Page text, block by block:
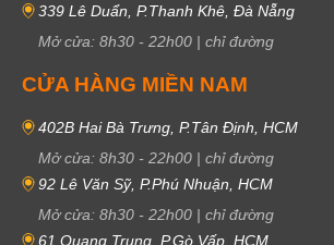
339 Lê Duẩn, P.Thanh Khê, Đà Nẵng
Mở cửa: 8h30 - 22h00 | chỉ đường
CỬA HÀNG MIỀN NAM
402B Hai Bà Trưng, P.Tân Định, HCM
Mở cửa: 8h30 - 22h00 | chỉ đường
92 Lê Văn Sỹ, P.Phú Nhuận, HCM
Mở cửa: 8h30 - 22h00 | chỉ đường
61 Quang Trung, P.Gò Vấp, HCM